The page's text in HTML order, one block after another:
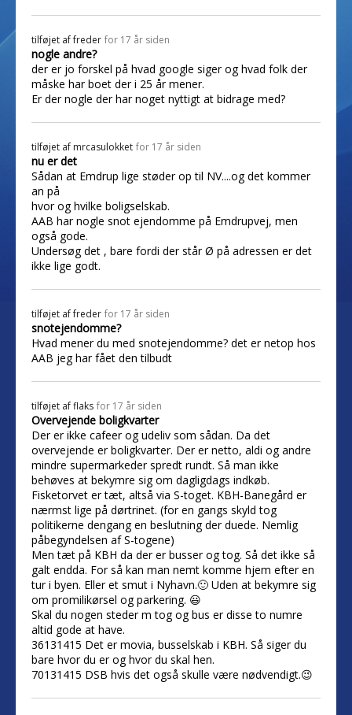
tilføjet affreder for 17 år siden
nogle andre?
der er jo forskel på hvad google siger og hvad folk der
måske har boet der i 25 år mener.
Er der nogle der har noget nyttigt at bidrage med?
tilføjet af mrcasulokket for 17 år siden
nu er det
Sådan at Emdrup lige støder op til NV....og det kommer
an på
hvor og hvilke boligselskab.
AAB har nogle snot ejendomme på Emdrupvej, men
også gode.
Undersøg det , bare fordi der står Ø på adressen er det
ikke lige godt.
tilføjet affreder for 17 år siden
snotejendomme?
Hvad mener du med snotejendomme? det er netop hos
AAB jeg har fået den tilbudt
tilføjet afflaks for 17 år siden
Overvejende boligkvarter
Der er ikke cafeer og udeliv som sådan. Da det
overvejende er boligkvarter. Der er netto, aldi og andre
mindre supermarkeder spredt rundt. Så man ikke
behøves at bekymre sig om dagligdags indkøb.
Fisketorvet er tæt, altså via S-toget. KBH-Banegård er
nærmst lige på dørtrinet. (for en gangs skyld tog
politikerne dengang en beslutning der duede. Nemlig
påbegyndelsen af S-togene)
Men tæt på KBH da der er busser og tog. Så det ikke så
galt endda. For så kan man nemt komme hjem efter en
tur i byen. Eller et smut i Nyhavn.🙂 Uden at bekymre sig
om promilikørsel og parkering. 😃
Skal du nogen steder m tog og bus er disse to numre
altid gode at have.
36131415 Det er movia, busselskab i KBH. Så siger du
bare hvor du er og hvor du skal hen.
70131415 DSB hvis det også skulle være nødvendigt.😉